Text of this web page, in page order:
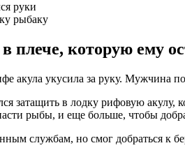
рыбаку
плече, которую ему
акула укусила за руку. Мужчина
затащить в лодку рифовую
рыбы, и еще больше, чтобы
службам, но смог добраться к